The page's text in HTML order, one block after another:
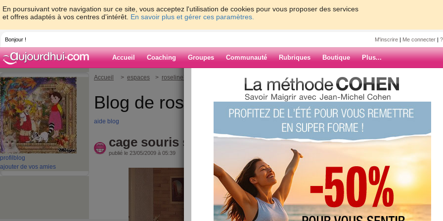
En poursuivant votre navigation sur ce site, vous acceptez l'utilisation de cookies pour vous proposer des services
et offres adaptés à vos centres d'intérêt. En savoir plus et gérer ces paramètres.
Bonjour ! M'inscrire | Me connecter |
Accueil Coaching Groupes Communauté Rubriques Boutique Plus...
profil blog
ajouter de vos amies
Accueil > espaces > roseline7 > cage souris sauvage !!
Blog de roseline7
aide blog
cage souris sauvage !!
publié le 23/05/2009 à 05:39
ARCHIVES